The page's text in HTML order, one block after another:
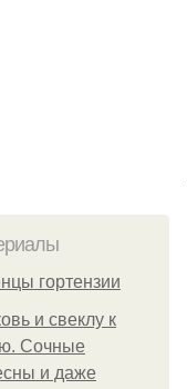
гортензии
и свеклу к
Сочные
и даже